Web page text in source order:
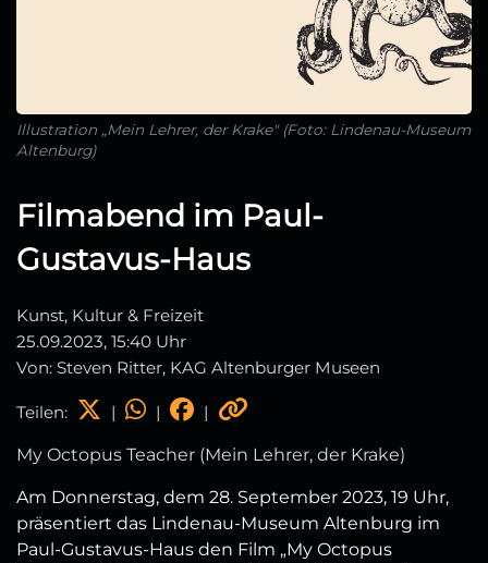
Illustration „Mein Lehrer, der Krake" (Foto: Lindenau-Museum
Altenburg)
Filmabend im Paul-
Gustavus-Haus
Kunst, Kultur & Freizeit
25.09.2023, 15:40 Uhr
Von: Steven Ritter, KAG Altenburger Museen
Teilen: | | |
My Octopus Teacher (Mein Lehrer, der Krake)
Am Donnerstag, dem 28. September 2023, 19 Uhr,
präsentiert das Lindenau-Museum Altenburg im
Paul-Gustavus-Haus den Film „My Octopus